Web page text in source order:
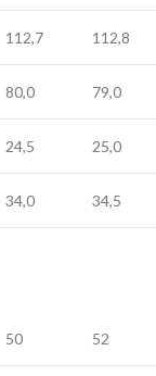
112,7 112,8
80,0 79,0
24,5 25,0
34,0 34,5
50 52